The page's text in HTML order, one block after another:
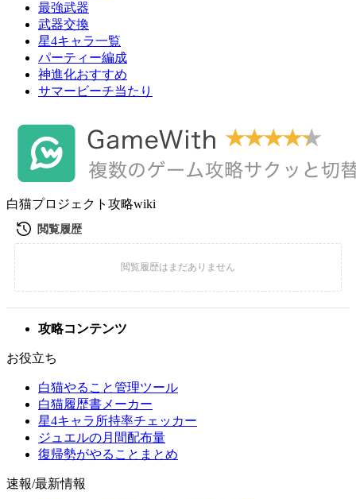
最強武器
武器交換
星4キャラ一覧
パーティー編成
神進化おすすめ
サマービーチ当たり
白猫プロジェクト攻略wiki
攻略コンテンツ
お役立ち
白猫やること管理ツール
白猫履歴書メーカー
星4キャラ所持率チェッカー
ジュエルの月間配布量
復帰勢がやることまとめ
速報/最新情報